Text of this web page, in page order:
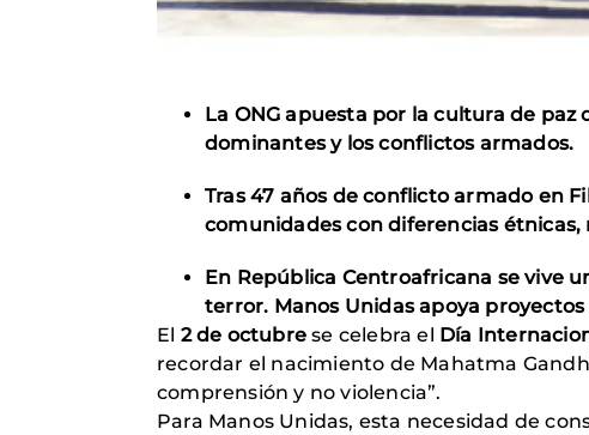
La ONG apuesta por la cultura de
dominantes y los conflictos armados.
Tras 47 años de conflicto armado en
comunidades con diferencias étnicas,
En República Centroafricana se vive
terror. Manos Unidas apoya
El 2 de octubre se celebra el Día
recordar el nacimiento de Mahatma
comprensión y no violencia”.
Para Manos Unidas, esta necesidad de